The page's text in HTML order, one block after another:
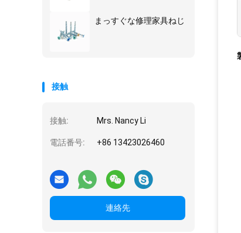
まっすぐな修理家具ねじ
接触
接触: Mrs. Nancy Li
電話番号: +86 13423026460
連絡先